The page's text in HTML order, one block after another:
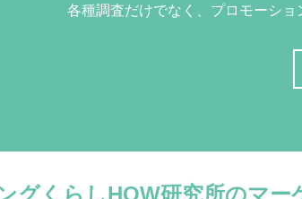
各種調査だけでなく、プロモーシ